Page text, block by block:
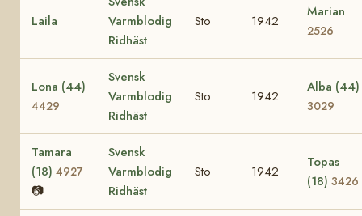
Laila
Varmblodig
Ridhäst
Sto 1942
Marian
2526
Lona (44)
4429
Svensk
Varmblodig
Ridhäst
Sto 1942
Alba (44)
3029
Tamara
(18) 4927
📷
Svensk
Varmblodig
Ridhäst
Sto 1942
Topas
(18) 3426